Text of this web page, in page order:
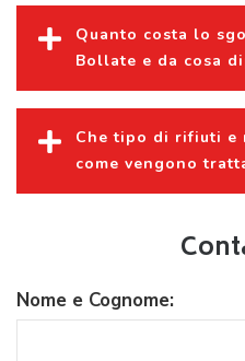
Quanto costa lo
Bollate e da cosa
Che tipo di rifiuti e
come vengono
Nome e Cognome: